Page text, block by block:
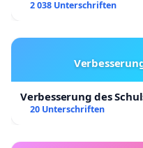
2 038 Unterschriften
Verbesserung des
20 Unterschriften